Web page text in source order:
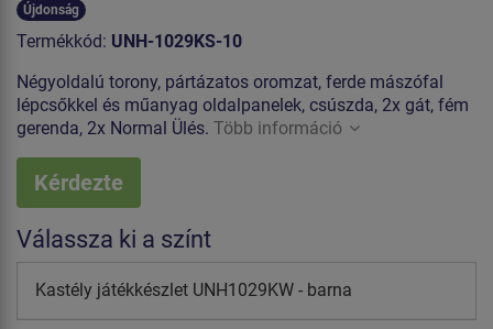
Újdonság
Termékkód: UNH-1029KS-10
Négyoldalú torony, pártázatos oromzat, ferde mászófal
lépcsőkkel és műanyag oldalpanelek, csúszda, 2x gát, fém
gerenda, 2x Normal Ülés. Több információ
Kérdezte
Válassza ki a színt
Kastély játékkészlet UNH1029KW - barna